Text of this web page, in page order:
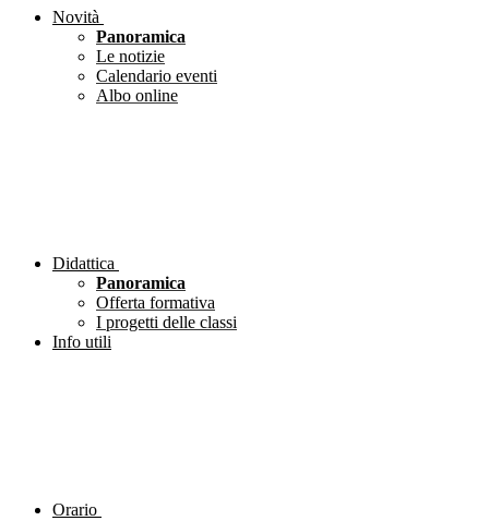
Novità
Panoramica
Le notizie
Calendario eventi
Albo online
Didattica
Panoramica
Offerta formativa
I progetti delle classi
Info utili
Orario